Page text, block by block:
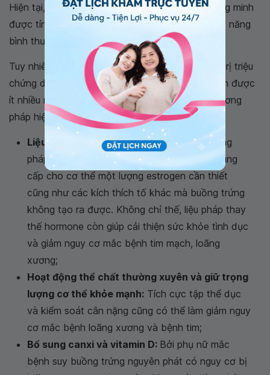
Hiện tại, chưa có phương pháp điều trị nào chứng minh
được tính hiệu quả tuyệt đối giúp khôi phục chức năng
bình thường của buồng trứng.
Tuy nhiên, vẫn có một số phương pháp để điều trị triệu
chứng do suy buồng trứng gây ra dù không tránh được
ít nhiều những tổn hại khác trên cơ thể. Các phương
pháp hiện đang được áp dụng là:
Liệu pháp thay thế hormone:Đây là phương
pháp điều trị phổ biến nhất. Liệu pháp này cung
cấp cho cơ thể một lượng estrogen cần thiết
cũng như các kích thích tố khác mà buồng trứng
không tạo ra được. Không chỉ thế, liệu pháp thay
thế hormone còn giúp cải thiện sức khỏe tình dục
và giảm nguy cơ mắc bệnh tim mạch, loãng
xương;
Hoạt động thể chất thường xuyên và giữ trọng
lượng cơ thể khỏe mạnh: Tích cực tập thể dục
và kiểm soát cân nặng cũng có thể làm giảm nguy
cơ mắc bệnh loãng xương và bệnh tim;
Bổ sung canxi và vitamin D: Bởi phụ nữ mắc
bệnh suy buồng trứng nguyên phát có nguy cơ bị